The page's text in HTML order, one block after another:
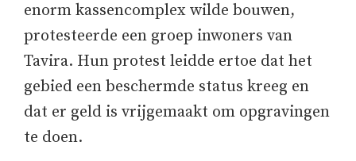
enorm kassencomplex wilde bouwen,
protesteerde een groep inwoners van
Tavira. Hun protest leidde ertoe dat het
gebied een beschermde status kreeg en
dat er geld is vrijgemaakt om opgravingen
te doen.